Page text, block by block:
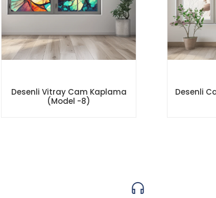
Desenli Vitray Cam Kaplama
(Model -8)
Desenli